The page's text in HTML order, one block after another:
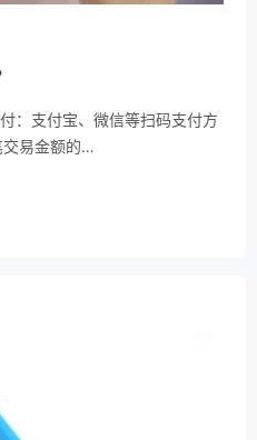
：支付宝、微信等扫码支付方
易金额的…